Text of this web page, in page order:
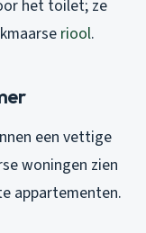
het toilet; ze
riool.
een vettige
woningen zien
appartementen.